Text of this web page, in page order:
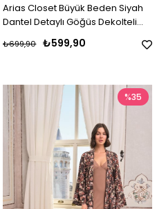
Arias Closet Büyük Beden Siyah
Dantel Detaylı Göğüs Dekolteli
₺599,90
₺699,90
%35